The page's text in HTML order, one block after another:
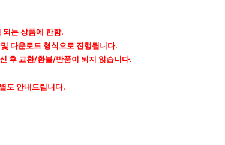
는 상품에 한함.
다운로드 형식으로 진행됩니다.
후 교환/환불/반품이 되지 않습니다.
도 안내드립니다.